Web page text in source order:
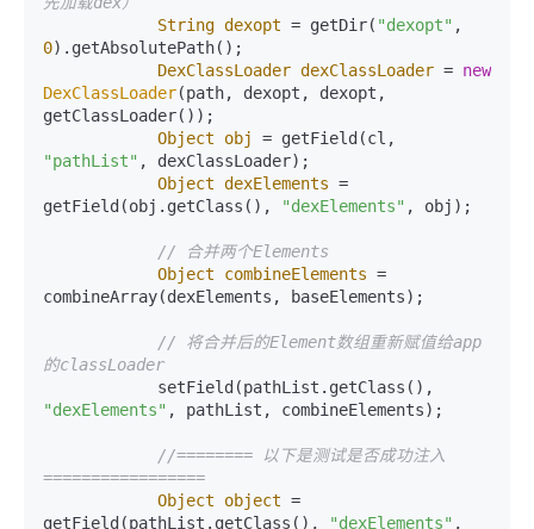
String dexopt = getDir( "dexopt"
0).getAbsolutePath();
DexClassLoader dexClassLoader = new
DexClassLoader(path, dexopt, dexopt,
getClassLoader());
Object
obj =
"pathList" , dexClassLoader);
Object dexElements =
getField(obj.getClass(),
"dexElements" , obj);
// 合并两个Elements
Object
combineElements =
combineArray(dexElements, baseElements);
// 将合并后的Element数组重新赋值给app
的classLoader
"dexElements" , pathList, combineElements);
//======== 以下是测试是否成功注入
=================
Object
object =
getField(pathList.getClass(),
"dexElements" ,